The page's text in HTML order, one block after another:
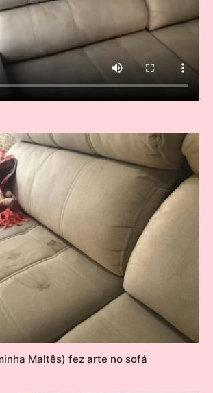
Maltês) fez arte no sofá